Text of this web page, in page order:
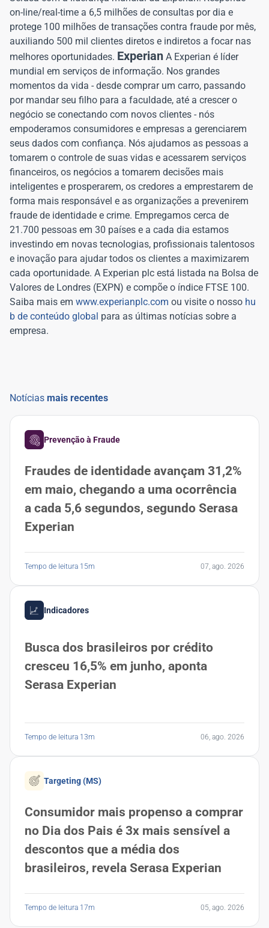
on-line/real-time a 6,5 milhões de consultas por dia e
protege 100 milhões de transações contra fraude por mês,
auxiliando 500 mil clientes diretos e indiretos a focar nas
melhores oportunidades. Experian A Experian é líder
mundial em serviços de informação. Nos grandes
momentos da vida - desde comprar um carro, passando
por mandar seu filho para a faculdade, até a crescer o
negócio se conectando com novos clientes - nós
empoderamos consumidores e empresas a gerenciarem
seus dados com confiança. Nós ajudamos as pessoas a
tomarem o controle de suas vidas e acessarem serviços
financeiros, os negócios a tomarem decisões mais
inteligentes e prosperarem, os credores a emprestarem de
forma mais responsável e as organizações a prevenirem
fraude de identidade e crime. Empregamos cerca de
21.700 pessoas em 30 países e a cada dia estamos
investindo em novas tecnologias, profissionais talentosos
e inovação para ajudar todos os clientes a maximizarem
cada oportunidade. A Experian plc está listada na Bolsa de
Valores de Londres (EXPN) e compõe o índice FTSE 100.
Saiba mais em www.experianplc.com ou visite o nosso hu
b de conteúdo global para as últimas notícias sobre a
empresa.
Notícias mais recentes
Prevenção à Fraude
Fraudes de identidade avançam 31,2%
em maio, chegando a uma ocorrência
a cada 5,6 segundos, segundo Serasa
Experian
Tempo de leitura 15m 07, ago. 2026
Indicadores
Busca dos brasileiros por crédito
cresceu 16,5% em junho, aponta
Serasa Experian
Tempo de leitura 13m 06, ago. 2026
Targeting (MS)
Consumidor mais propenso a comprar
no Dia dos Pais é 3x mais sensível a
descontos que a média dos
brasileiros, revela Serasa Experian
Tempo de leitura 17m 05, ago. 2026